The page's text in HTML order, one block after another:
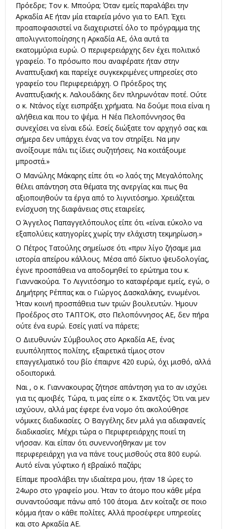
Πρόεδρε; Τον κ. Μπούρα; Όταν εμείς παραλάβει την
Αρκαδία ΑΕ ήταν μία εταιρεία μόνο για το ΕΑΠ. Έχει
προαποφασιστεί να διαχειριστεί όλο το πρόγραμμα της
απολιγνιτοποίησης η Αρκαδία ΑΕ, όλα αυτά τα
εκατομμύρια ευρώ. Ο περιφερειάρχης δεν έχει πολιτικό
γραφείο. Το πρόσωπο που αναφέρατε ήταν στην
Αναπτυξιακή και παρείχε συγκεκριμένες υπηρεσίες στο
γραφείο του Περιφερειάρχη. Ο Πρόεδρος της
Αναπτυξιακής κ. Λαλουδάκης δεν πληρωνόταν ποτέ. Ούτε
ο κ. Ντάνος είχε εισπράξει χρήματα. Να δούμε ποια είναι η
αλήθεια και που το ψέμα. Η Νέα Πελοπόννησος θα
συνεχίσει να είναι εδώ. Εσείς διώξατε τον αρχηγό σας και
σήμερα δεν υπάρχει ένας να τον στηρίξει. Να μην
ανοίξουμε πάλι τις ίδιες συζητήσεις. Να κοιτάξουμε
μπροστά.»
Ο Μανώλης Μάκαρης είπε ότι «ο λαός της Μεγαλόπολης
θέλει απάντηση στα θέματα της ανεργίας και πως θα
αξιοποιηθούν τα έργα από το λιγνιτόσημο. Χρειάζεται
ενίσχυση της διαφάνειας στις εταιρείες.
Ο Άγγελος Παπαγγελόπουλος είπε ότι «είναι εύκολο να
εξαπολύεις κατηγορίες χωρίς την ελάχιστη τεκμηρίωση.»
Ο Πέτρος Τατούλης σημείωσε ότι «πριν λίγο ζήσαμε μια
ιστορία απείρου κάλλους. Μέσα από δίκτυο ψευδολογίας,
έγινε προσπάθεια να αποδομηθεί το ερώτημα του κ.
Γιαννακούρα. Το Λιγνιτόσημο το καταφέραμε εμείς, εγώ, ο
Δημήτρης Ρέππας και ο Γιώργος Δασκαλάκης, ενωμένοι.
Ήταν κοινή προσπάθεια των τριών βουλευτών. Ήμουν
Προέδρος στο ΤΑΠΤΟΚ, στο Πελοπόννησος ΑΕ, δεν πήρα
ούτε ένα ευρώ. Εσείς γιατί να πάρετε;
Ο Διευθυνών Σύμβουλος στο Αρκαδία ΑΕ, ένας
ευυπόληπτος πολίτης, εξαιρετικά τίμιος στον
επαγγελματικό του βίο έπαιρνε 420 ευρώ, όχι μισθό, αλλά
οδοιπορικά.
Ναι , ο κ. Γιαννακουρας ζήτησε απάντηση για το αν ισχύει
για τις αμοιβές. Τώρα, τι μας είπε ο κ. Σκαντζός; Ότι ναι μεν
ισχύουν, αλλά μας έφερε ένα νομο ότι ακολούθησε
νόμικες διαδικασίες. Ο Βαγγέλης δεν μιλά για αδιαφανείς
διαδικασίες. Μέχρι τώρα ο Περιφερειάρχης ποιεί τη
νήσσαν. Και είπαν ότι συνεννοήθηκαν με τον
περιφερειάρχη για να πάνε τους μισθούς στα 800 ευρώ.
Αυτό είναι γύφτικο ή εβραίικό παζάρι;
Είπαμε προσλάβει την ιδιαίτερα μου, ήταν 18 ώρες το
24ωρο στο γραφείο μου. Ήταν το άτομο που κάθε μέρα
συναντούσαμε πάνω από 100 άτομα. Δεν κοίταζε σε ποιο
κόμμα ήταν ο κάθε πολίτες. Αλλά προσέφερε υπηρεσίες
και στο Αρκαδία ΑΕ.